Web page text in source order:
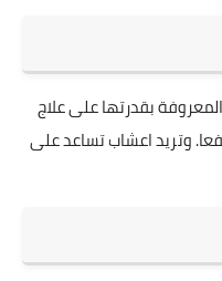
بقدرتها على علاج
وتريد اعشاب تساعد على